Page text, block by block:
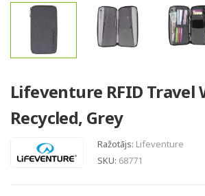
Lifeventure RFID Travel
Recycled, Grey
Ražotājs: Lifeventure
SKU: 68771